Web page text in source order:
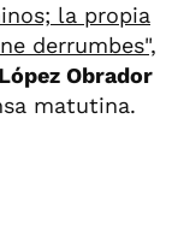
la propia
derrumbes",
Obrador
matutina.